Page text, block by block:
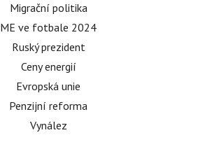
Migrační politika
ME ve fotbale 2024
Ruský prezident
Ceny energií
Evropská unie
Penzijní reforma
Vynález